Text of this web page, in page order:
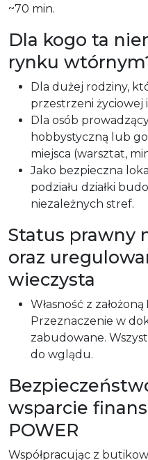
~70 min.
Dla kogo ta
rynku
Dla dużej rodziny,
przestrzeni życiowej
Dla osób
hobbystyczną lub
miejsca (warsztat,
Jako bezpieczna
podziału działki
niezależnych stref.
Status prawny
oraz
wieczysta
Własność z założoną
Przeznaczenie w
zabudowane.
do wglądu.
wsparcie
POWER
Współpracując z